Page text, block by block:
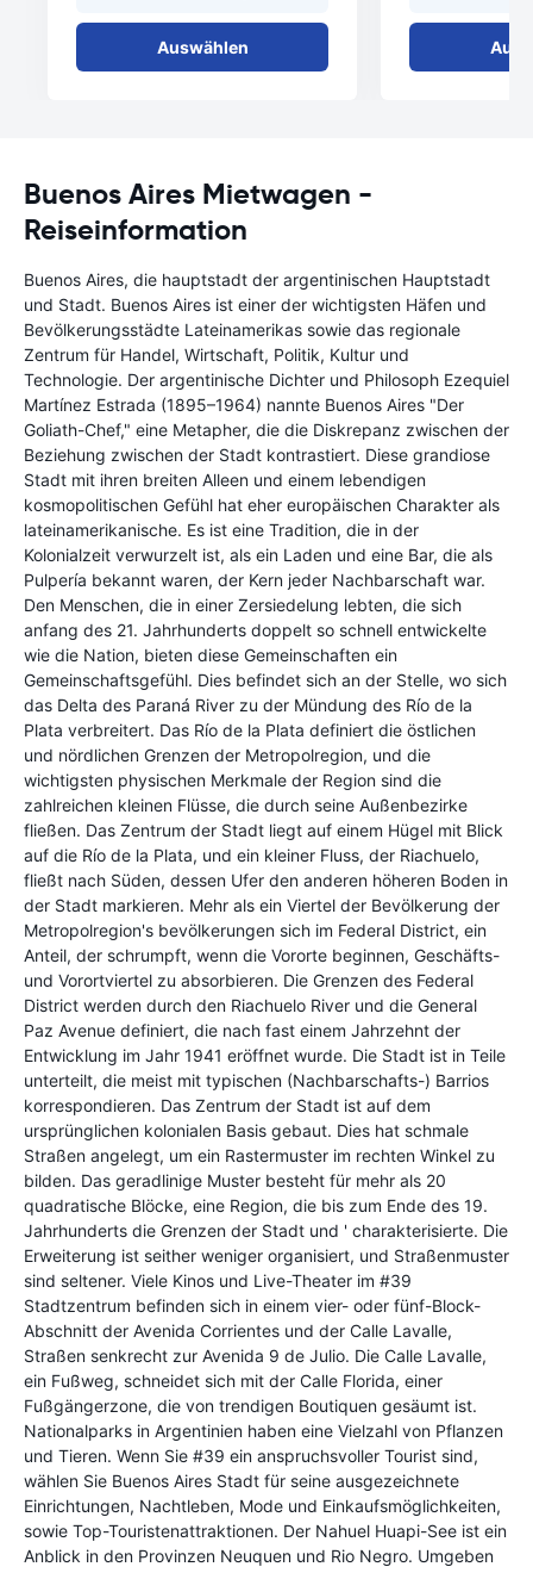
Auswählen
Buenos Aires Mietwagen -
Reiseinformation
Buenos Aires, die hauptstadt der argentinischen Hauptstadt
und Stadt. Buenos Aires ist einer der wichtigsten Häfen und
Bevölkerungsstädte Lateinamerikas sowie das regionale
Zentrum für Handel, Wirtschaft, Politik, Kultur und
Technologie. Der argentinische Dichter und Philosoph Ezequiel
Martínez Estrada (1895–1964) nannte Buenos Aires "Der
Goliath-Chef," eine Metapher, die die Diskrepanz zwischen der
Beziehung zwischen der Stadt kontrastiert. Diese grandiose
Stadt mit ihren breiten Alleen und einem lebendigen
kosmopolitischen Gefühl hat eher europäischen Charakter als
lateinamerikanische. Es ist eine Tradition, die in der
Kolonialzeit verwurzelt ist, als ein Laden und eine Bar, die als
Pulpería bekannt waren, der Kern jeder Nachbarschaft war.
Den Menschen, die in einer Zersiedelung lebten, die sich
anfang des 21. Jahrhunderts doppelt so schnell entwickelte
wie die Nation, bieten diese Gemeinschaften ein
Gemeinschaftsgefühl. Dies befindet sich an der Stelle, wo sich
das Delta des Paraná River zu der Mündung des Río de la
Plata verbreitert. Das Río de la Plata definiert die östlichen
und nördlichen Grenzen der Metropolregion, und die
wichtigsten physischen Merkmale der Region sind die
zahlreichen kleinen Flüsse, die durch seine Außenbezirke
fließen. Das Zentrum der Stadt liegt auf einem Hügel mit Blick
auf die Río de la Plata, und ein kleiner Fluss, der Riachuelo,
fließt nach Süden, dessen Ufer den anderen höheren Boden in
der Stadt markieren. Mehr als ein Viertel der Bevölkerung der
Metropolregion's bevölkerungen sich im Federal District, ein
Anteil, der schrumpft, wenn die Vororte beginnen, Geschäfts-
und Vorortviertel zu absorbieren. Die Grenzen des Federal
District werden durch den Riachuelo River und die General
Paz Avenue definiert, die nach fast einem Jahrzehnt der
Entwicklung im Jahr 1941 eröffnet wurde. Die Stadt ist in Teile
unterteilt, die meist mit typischen (Nachbarschafts-) Barrios
korrespondieren. Das Zentrum der Stadt ist auf dem
ursprünglichen kolonialen Basis gebaut. Dies hat schmale
Straßen angelegt, um ein Rastermuster im rechten Winkel zu
bilden. Das geradlinige Muster besteht für mehr als 20
quadratische Blöcke, eine Region, die bis zum Ende des 19.
Jahrhunderts die Grenzen der Stadt und ' charakterisierte. Die
Erweiterung ist seither weniger organisiert, und Straßenmuster
sind seltener. Viele Kinos und Live-Theater im #39
Stadtzentrum befinden sich in einem vier- oder fünf-Block-
Abschnitt der Avenida Corrientes und der Calle Lavalle,
Straßen senkrecht zur Avenida 9 de Julio. Die Calle Lavalle,
ein Fußweg, schneidet sich mit der Calle Florida, einer
Fußgängerzone, die von trendigen Boutiquen gesäumt ist.
Nationalparks in Argentinien haben eine Vielzahl von Pflanzen
und Tieren. Wenn Sie #39 ein anspruchsvoller Tourist sind,
wählen Sie Buenos Aires Stadt für seine ausgezeichnete
Einrichtungen, Nachtleben, Mode und Einkaufsmöglichkeiten,
sowie Top-Touristenattraktionen. Der Nahuel Huapi-See ist ein
Anblick in den Provinzen Neuquen und Rio Negro. Umgeben